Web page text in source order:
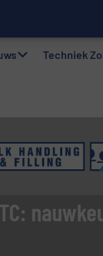
in stortgoed
Techniek